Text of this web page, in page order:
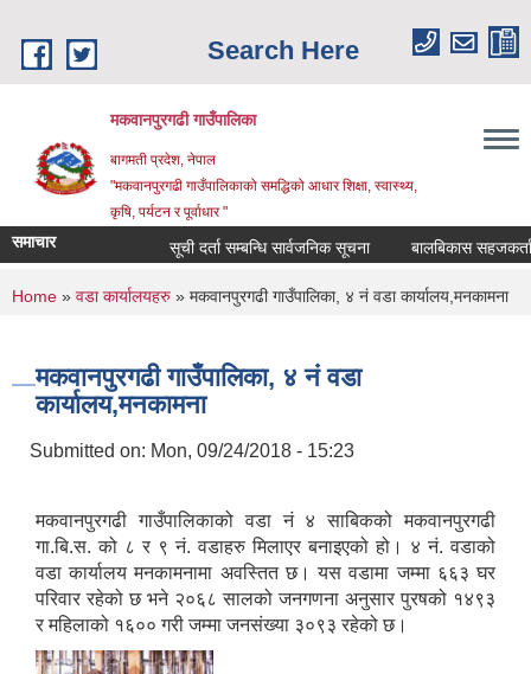
Search Here
मकवानपुरगढी गाउँपालिका
बागमती प्रदेश, नेपाल
"मकवानपुरगढी गाउँपालिकाको समद्धिको आधार शिक्षा, स्‍वास्‍थ्‍य,
कृषि, पर्यटन र पूर्वाधार "
समाचार सूची दर्ता सम्बन्धि सार्वजनिक सूचना बालबिकास सहजकर्ता
You are here
Home » वडा कार्यालयहरु » मकवानपुरगढी गाउँपालिका, ४ नं वडा कार्यालय,मनकामना
मकवानपुरगढी गाउँपालिका, ४ नं वडा
कार्यालय,मनकामना
Submitted on: Mon, 09/24/2018 - 15:23
मकवानपुरगढी गाउँपालिकाको वडा नं ४ साबिकको मकवानपुरगढी
गा.बि.स. को ८ र ९ नं. वडाहरु मिलाएर बनाइएको हो। ४ नं. वडाको
वडा कार्यालय मनकामनामा अवस्तित छ। यस वडामा जम्मा ६६३ घर
परिवार रहेको छ भने २०६८ सालको जनगणना अनुसार पुरषको १४९३
र महिलाको १६०० गरी जम्मा जनसंख्या ३०९३ रहेको छ।